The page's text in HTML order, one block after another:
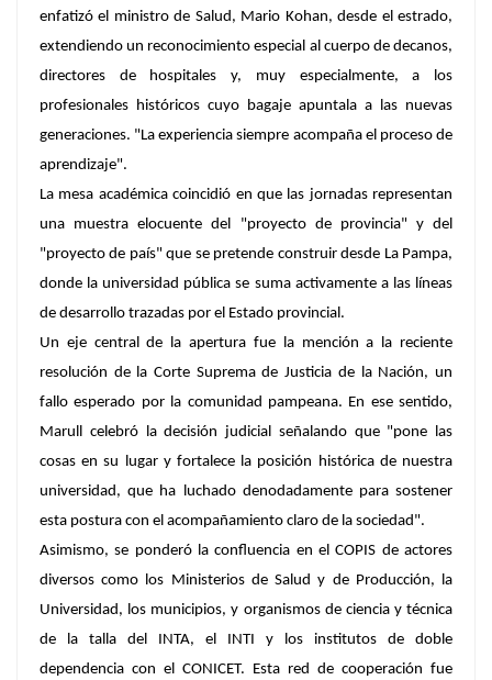
enfatizó el ministro de Salud, Mario Kohan, desde el estrado,
extendiendo un reconocimiento especial al cuerpo de decanos,
directores de hospitales y, muy especialmente, a los
profesionales históricos cuyo bagaje apuntala a las nuevas
generaciones. "La experiencia siempre acompaña el proceso de
aprendizaje".
La mesa académica coincidió en que las jornadas representan
una muestra elocuente del "proyecto de provincia" y del
"proyecto de país" que se pretende construir desde La Pampa,
donde la universidad pública se suma activamente a las líneas
de desarrollo trazadas por el Estado provincial.
Un eje central de la apertura fue la mención a la reciente
resolución de la Corte Suprema de Justicia de la Nación, un
fallo esperado por la comunidad pampeana. En ese sentido,
Marull celebró la decisión judicial señalando que "pone las
cosas en su lugar y fortalece la posición histórica de nuestra
universidad, que ha luchado denodadamente para sostener
esta postura con el acompañamiento claro de la sociedad".
Asimismo, se ponderó la confluencia en el COPIS de actores
diversos como los Ministerios de Salud y de Producción, la
Universidad, los municipios, y organismos de ciencia y técnica
de la talla del INTA, el INTI y los institutos de doble
dependencia con el CONICET. Esta red de cooperación fue